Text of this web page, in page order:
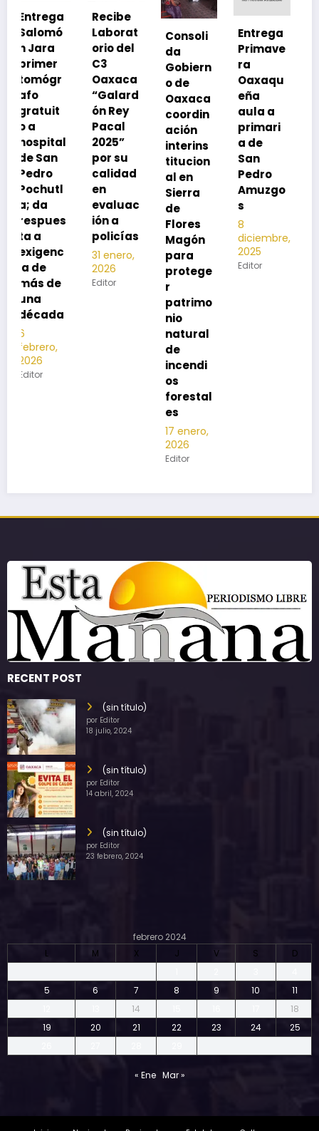
Recibe
Laborat
orio del
C3
Oaxaca
“Galard
ón Rey
Pacal
2025”
por su
calidad
en
evaluac
ión a
policías
31 enero,
2026
Editor
Consoli
da
Gobiern
o de
Oaxaca
coordin
ación
interins
titucion
al en
Sierra
de
Flores
Magón
para
protege
r
Entrega
Primave
ra
Oaxaqu
eña
aula a
primari
a de
San
Pedro
Amuzgo
s
8
diciembre,
2025
Editor
Exhorta
SSO a
vacuna
rse de
neumoc
oco
para
preveni
r la
neumon
ía
2025
Editor
RECENT POST
(sin título)
por Editor
18 julio, 2024
(sin título)
por Editor
14 abril, 2024
(sin título)
por Editor
23 febrero, 2024
febrero 2024
L
M X J V S
D
5
6 7 8 9 10
11
14
18
19
20 21 22 23 24
25
« Ene Mar »